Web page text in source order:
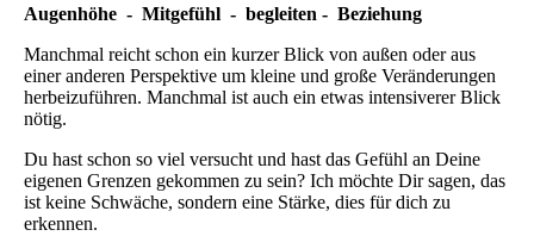
Augenhöhe - Mitgefühl - begleiten - Beziehung
Manchmal reicht schon ein kurzer Blick von außen oder aus
einer anderen Perspektive um kleine und große Veränderungen
herbeizuführen. Manchmal ist auch ein etwas intensiverer Blick
nötig.
Du hast schon so viel versucht und hast das Gefühl an Deine
eigenen Grenzen gekommen zu sein? Ich möchte Dir sagen, das
ist keine Schwäche, sondern eine Stärke, dies für dich zu
erkennen.